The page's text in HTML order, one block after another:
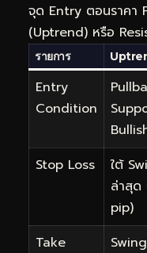
จุด Entry ตอนราคา
(Uptrend) หรือ
รายการ
Entry
Condition
Stop Loss
ใต้
ล่าสุ
pip)
Take